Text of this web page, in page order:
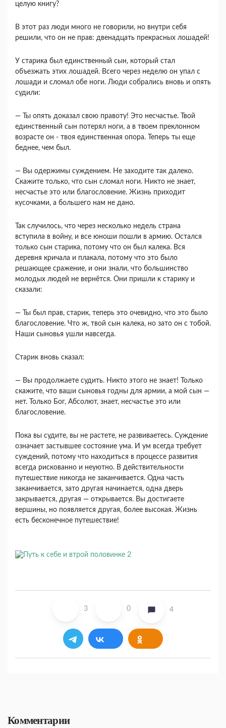
целую книгу?
В этот раз люди много не говорили, но внутри себя
решили, что он не прав: двенадцать прекрасных лошадей!
У старика был единственный сын, который стал
объезжать этих лошадей. Всего через неделю он упал с
лошади и сломал обе ноги. Люди собрались вновь и опять
судили:
— Ты опять доказал свою правоту! Это несчастье. Твой
единственный сын потерял ноги, а в твоем преклонном
возрасте он - твоя единственная опора. Теперь ты еще
беднее, чем был.
— Вы одержимы суждением. Не заходите так далеко.
Скажите только, что сын сломал ноги. Никто не знает,
несчастье это или благословение. Жизнь приходит
кусочками, а большего нам не дано.
Так случилось, что через несколько недель страна
вступила в войну, и все юноши пошли в армию. Остался
только сын старика, потому что он был калека. Вся
деревня кричала и плакала, потому что это было
решающее сражение, и они знали, что большинство
молодых людей не вернётся. Они пришли к старику и
сказали:
— Ты был прав, старик, теперь это очевидно, что это было
благословение. Что ж, твой сын калека, но зато он с тобой.
Наши сыновья ушли навсегда.
Старик вновь сказал:
— Вы продолжаете судить. Никто этого не знает! Только
скажите, что ваши сыновья годны для армии, а мой сын —
нет. Только Бог, Абсолют, знает, несчастье это или
благословение.
Пока вы судите, вы не растете, не развиваетесь. Суждение
означает застывшее состояние ума. И ум всегда требует
суждений, потому что находиться в процессе развития
всегда рискованно и неуютно. В действительности
путешествие никогда не заканчивается. Одна часть
заканчивается, зато другая начинается, одна дверь
закрывается, другая — открывается. Вы достигаете
вершины, но появляется другая, более высокая. Жизнь
есть бесконечное путешествие!
3 0 4
Комментарии